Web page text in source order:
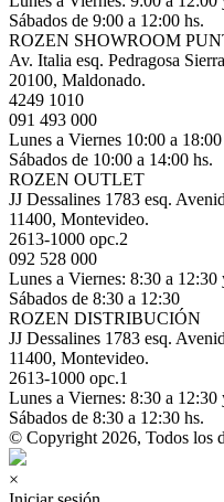
Sábados de 9:00 a 12:00 hs.
ROZEN SHOWROOM
Av. Italia esq. Pedragosa Sierra
20100, Maldonado.
4249 1010
091 493 000
Lunes a Viernes 10:00 a 18:00
Sábados de 10:00 a 14:00 hs.
ROZEN OUTLET
JJ Dessalines 1783 esq.
11400, Montevideo.
2613-1000 opc.2
092 528 000
Lunes a Viernes: 8:30 a 12:30
Sábados de 8:30 a 12:30
ROZEN DISTRIBUCIÓN
JJ Dessalines 1783 esq.
11400, Montevideo.
2613-1000 opc.1
Lunes a Viernes: 8:30 a 12:30
Sábados de 8:30 a 12:30 hs.
© Copyright 2026, Todos los
×